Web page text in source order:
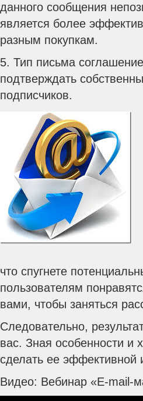
данного сообщения
является более
разным покупкам.
5. Тип письма
подтверждать
подписчиков.
что спугнете
пользователям
вами, чтобы заняться
Следовательно,
вас. Зная особенности и
сделать ее эффективной
Видео: Вебинар «E-mail-